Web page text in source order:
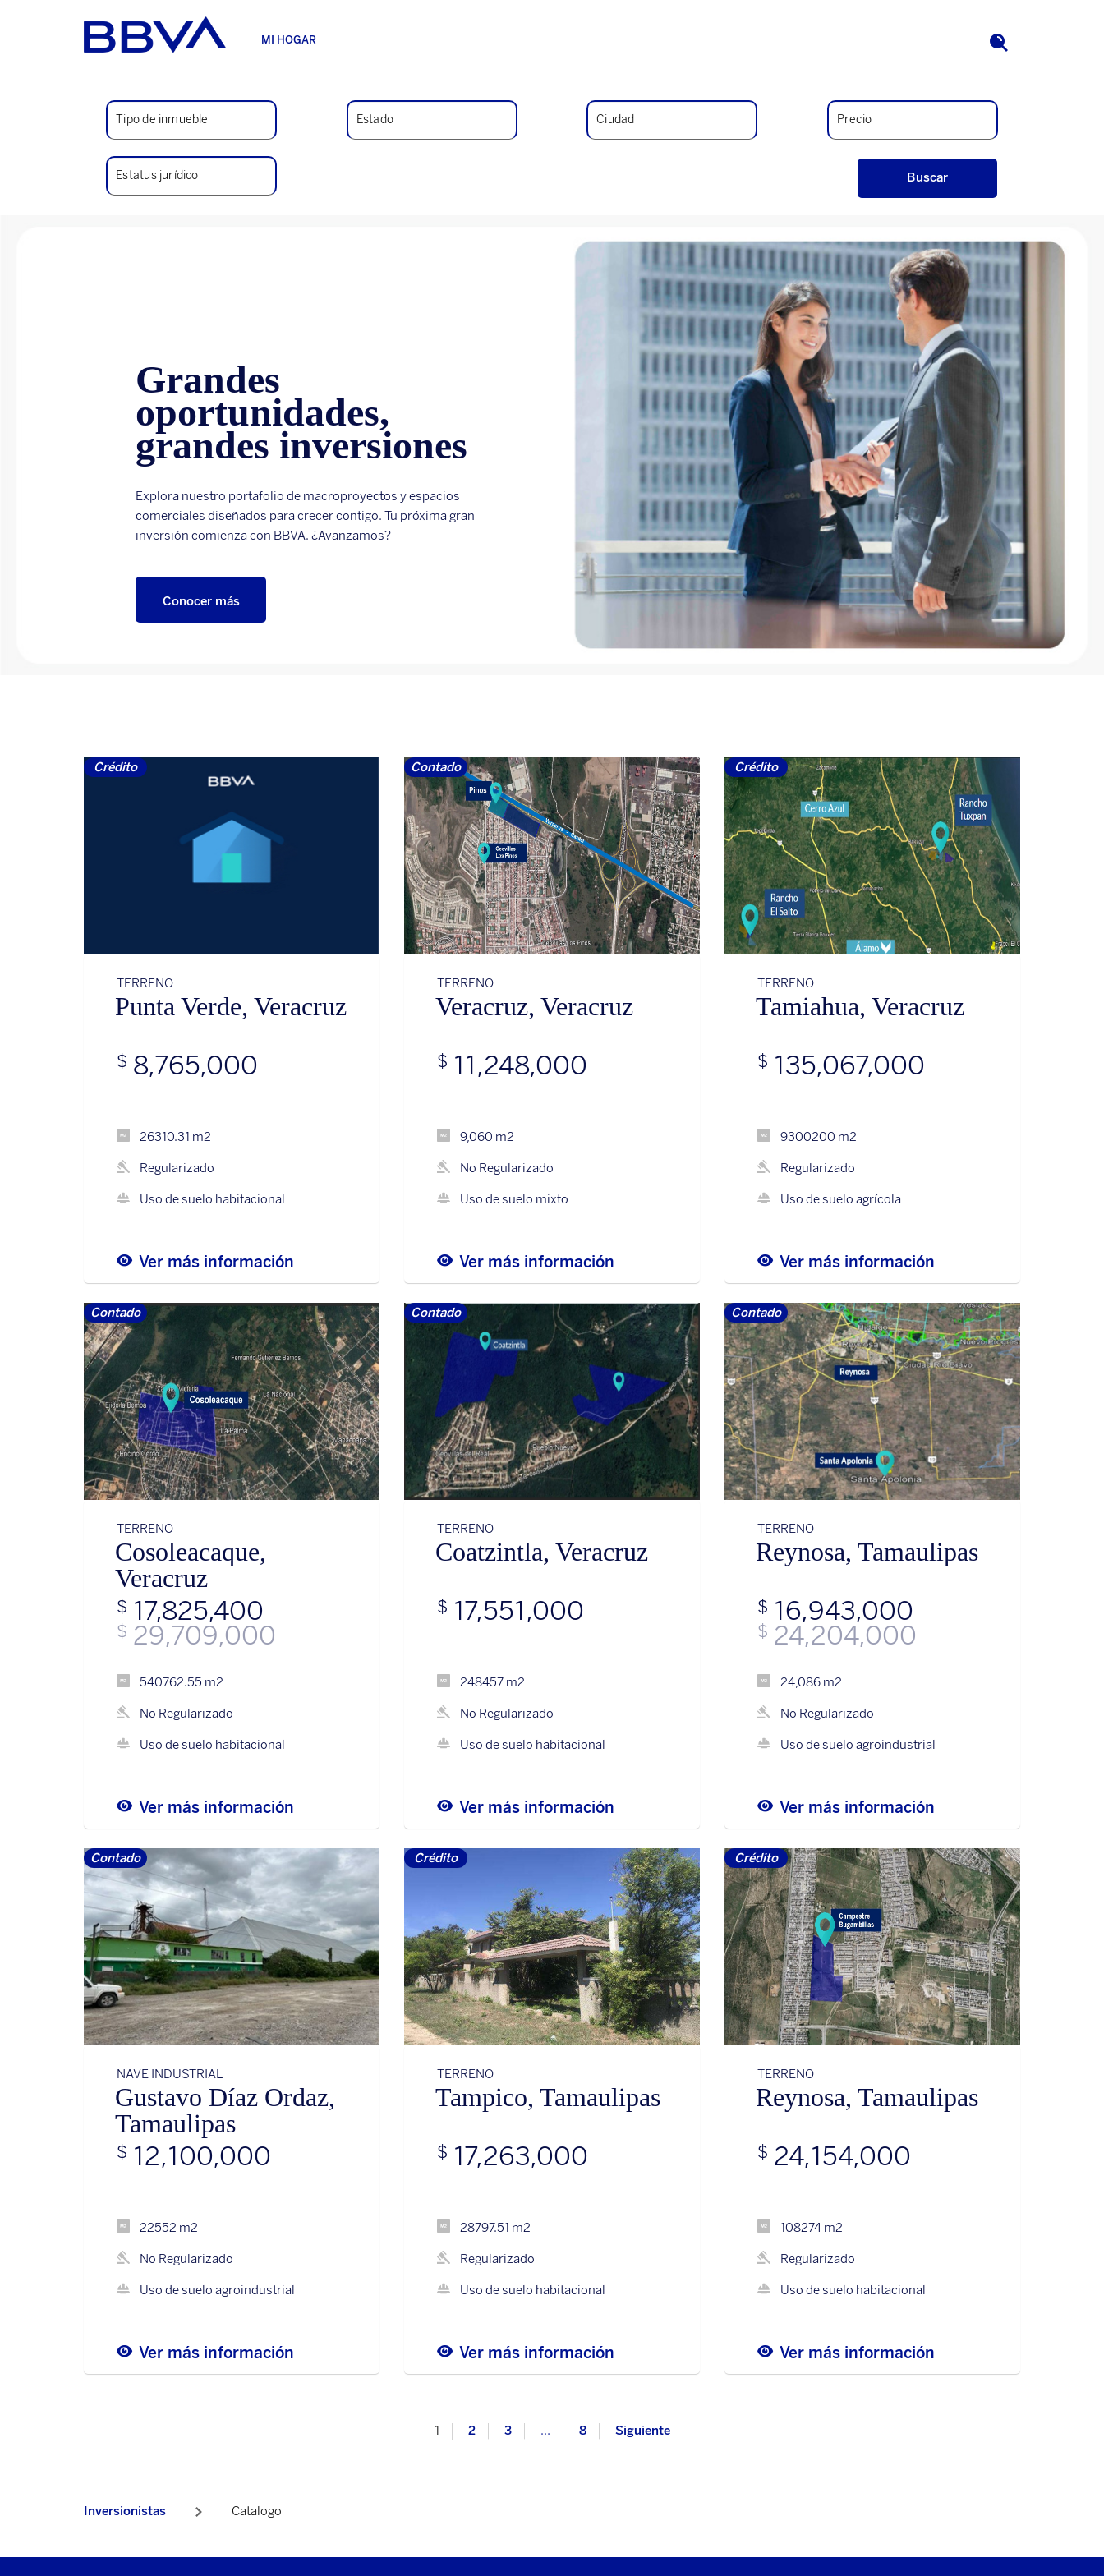
MI HOGAR
Grandes
oportunidades,
grandes inversiones
Explora nuestro portafolio de macroproyectos y espacios
comerciales diseñados para crecer contigo. Tu próxima gran
inversión comienza con BBVA. ¿Avanzamos?
Conocer más
Crédito
TERRENO
Punta Verde, Veracruz
$ 8,765,000
26310.31 m2
Regularizado
Uso de suelo habitacional
Ver más información
Contado
TERRENO
Veracruz, Veracruz
$ 11,248,000
9,060 m2
No Regularizado
Uso de suelo mixto
Ver más información
Crédito
TERRENO
Tamiahua, Veracruz
$ 135,067,000
9300200 m2
Regularizado
Uso de suelo agrícola
Ver más información
Contado
TERRENO
Cosoleacaque,
Veracruz
$ 17,825,400
$ 29,709,000
540762.55 m2
No Regularizado
Uso de suelo habitacional
Ver más información
Contado
TERRENO
Coatzintla, Veracruz
$ 17,551,000
248457 m2
No Regularizado
Uso de suelo habitacional
Ver más información
Contado
TERRENO
Reynosa, Tamaulipas
$ 16,943,000
$ 24,204,000
24,086 m2
No Regularizado
Uso de suelo agroindustrial
Ver más información
Contado
NAVE INDUSTRIAL
Gustavo Díaz Ordaz,
Tamaulipas
$ 12,100,000
22552 m2
No Regularizado
Uso de suelo agroindustrial
Ver más información
Crédito
TERRENO
Tampico, Tamaulipas
$ 17,263,000
28797.51 m2
Regularizado
Uso de suelo habitacional
Ver más información
Crédito
TERRENO
Reynosa, Tamaulipas
$ 24,154,000
108274 m2
Regularizado
Uso de suelo habitacional
Ver más información
1 2 3 … 8 Siguiente
Inversionistas Catalogo